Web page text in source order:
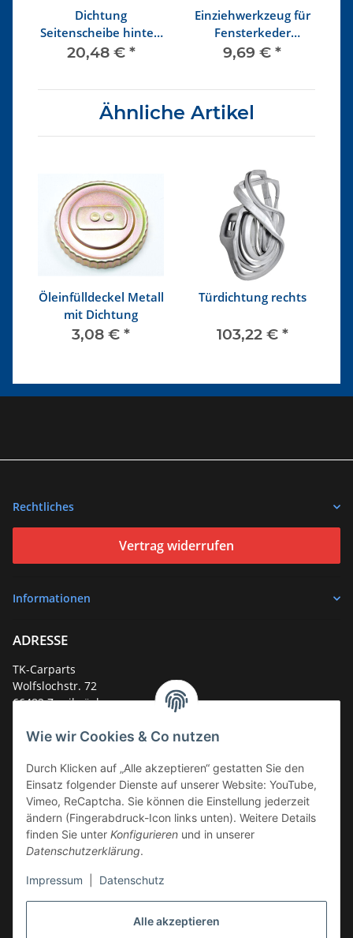
Alle akzeptieren
Wie wir Cookies & Co nutzen
Durch Klicken auf „Alle akzeptieren“ gestatten Sie den
Einsatz folgender Dienste auf unserer Website: YouTube,
Vimeo, ReCaptcha. Sie können die Einstellung jederzeit
ändern (Fingerabdruck-Icon links unten). Weitere Details
finden Sie unter Konfigurieren und in unserer
Datenschutzerklärung.
Impressum Datenschutz
Dichtung
Seitenscheibe hinten
rechts ab 8/64 mit
20,48 € *
Einziehwerkzeug für
Fensterkeder
Kunststoff
9,69 € *
Ähnliche Artikel
Öleinfülldeckel Metall
mit Dichtung
3,08 € *
Türdichtung rechts
103,22 € *
Rechtliches
Vertrag widerrufen
Informationen
ADRESSE
TK-Carparts
Wolfslochstr. 72
66482 Zweibrücken
E-Mail:mail@tk-carparts.de
Montag-Donnerstag von 13 bis 16 Uhr